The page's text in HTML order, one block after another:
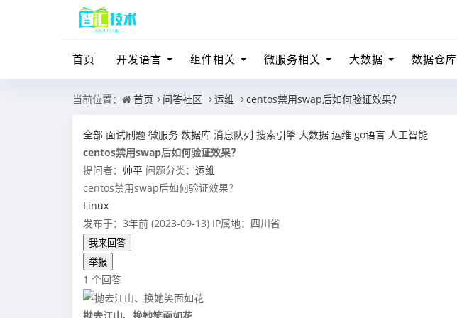
首页 开发语言 组件相关 微服务相关 大数据 数据仓库
当前位置： 首页 问答社区 运维 centos禁用swap后如何验证效果？
全部 面试刷题 微服务 数据库 消息队列 搜索引擎 大数据 运维 go语言 人工智能
centos禁用swap后如何验证效果？
提问者： 帅平 问题分类： 运维
centos禁用swap后如何验证效果？
Linux
发布于：3年前 (2023-09-13) IP属地：四川省
我来回答
举报
1 个回答